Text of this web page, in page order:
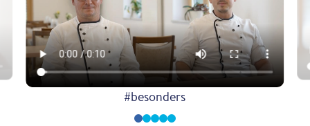
#besonders